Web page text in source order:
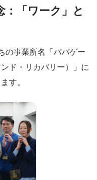
「ワーク」と
の事業所名「パパゲー
ド・リカバリー）」に
す。